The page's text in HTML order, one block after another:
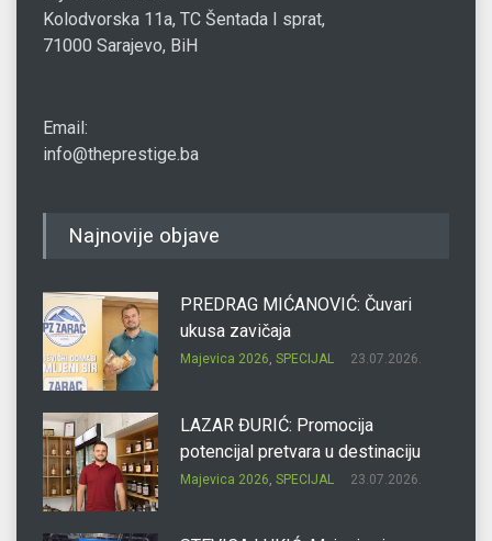
Kolodvorska 11a, TC Šentada I sprat,
71000 Sarajevo, BiH
Email:
info@theprestige.ba
Najnovije objave
PREDRAG MIĆANOVIĆ: Čuvari
ukusa zavičaja
Majevica 2026, SPECIJAL 23.07.2026.
LAZAR ĐURIĆ: Promocija
potencijal pretvara u destinaciju
Majevica 2026, SPECIJAL 23.07.2026.